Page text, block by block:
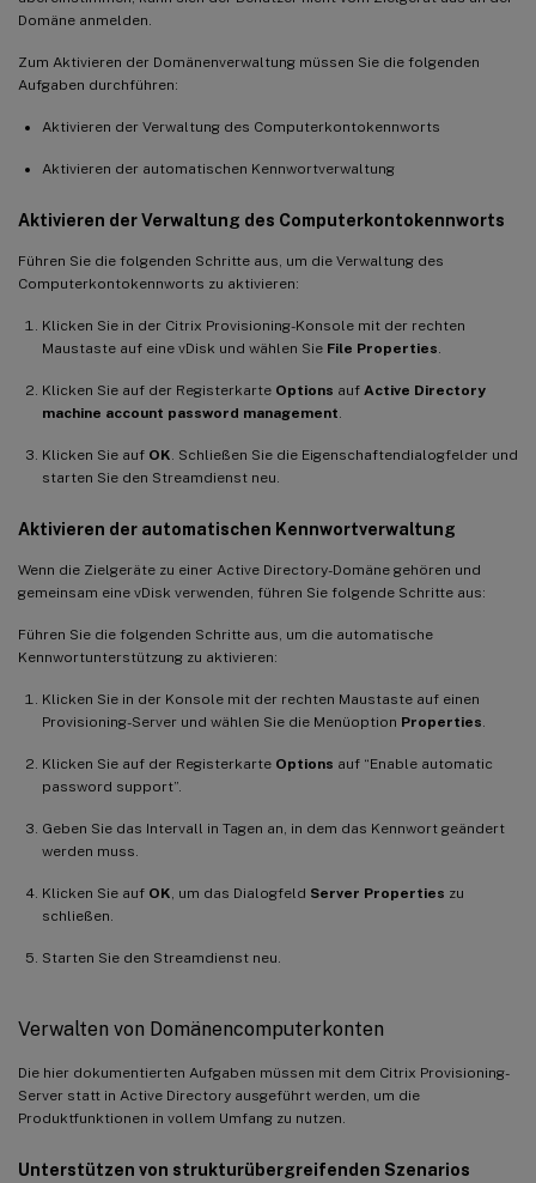
Domäne anmelden.
Zum Aktivieren der Domänenverwaltung müssen Sie die folgenden
Aufgaben durchführen:
Aktivieren der Verwaltung des Computerkontokennworts
Aktivieren der automatischen Kennwortverwaltung
Aktivieren der Verwaltung des Computerkontokennworts
Führen Sie die folgenden Schritte aus, um die Verwaltung des
Computerkontokennworts zu aktivieren:
Klicken Sie in der Citrix Provisioning-Konsole mit der rechten
Maustaste auf eine vDisk und wählen Sie File Properties
Klicken Sie auf der Registerkarte Options auf Active Directory
machine account password management
Klicken Sie auf OK . Schließen Sie die Eigenschaftendialogfelder und
starten Sie den Streamdienst neu.
Aktivieren der automatischen Kennwortverwaltung
Wenn die Zielgeräte zu einer Active Directory-Domäne gehören und
gemeinsam eine vDisk verwenden, führen Sie folgende Schritte aus:
Führen Sie die folgenden Schritte aus, um die automatische
Kennwortunterstützung zu aktivieren:
Klicken Sie in der Konsole mit der rechten Maustaste auf einen
Provisioning-Server und wählen Sie die Menüoption Properties
Klicken Sie auf der Registerkarte Options auf “Enable automatic
password support”.
Geben Sie das Intervall in Tagen an, in dem das Kennwort geändert
werden muss.
Klicken Sie auf OK , um das Dialogfeld Server Properties zu
schließen.
Starten Sie den Streamdienst neu.
Verwalten von Domänencomputerkonten
Die hier dokumentierten Aufgaben müssen mit dem Citrix Provisioning-
Server statt in Active Directory ausgeführt werden, um die
Produktfunktionen in vollem Umfang zu nutzen.
Unterstützen von strukturübergreifenden Szenarios